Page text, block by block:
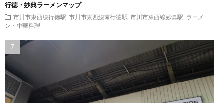
行徳・妙典ラーメンマップ
市川市東西線行徳駅 市川市東西線南行徳駅 市川市東西線妙典駅
ラーメ
ン・中華料理